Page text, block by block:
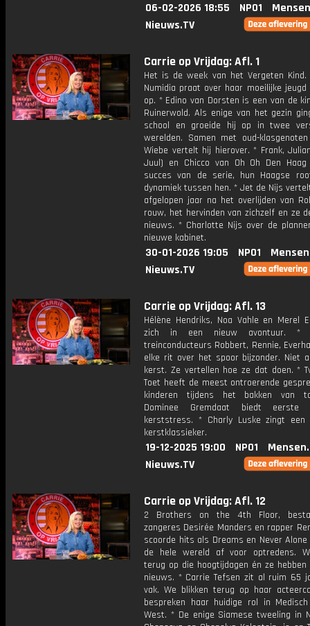
06-02-2026 18:55 NPO1
Nieuws.TV
Carrie op Vrijdag: Afl. 1
Het is de week van het Vergeten Kind.
Numidia praat over haar moeilijke
op. * Edino van Dorsten is een van de
Ruinerwold. Als enige van het gezin
school en groeide hij op in twee
werelden. Samen met oud-
Wiebe vertelt hij hierover. * Frank,
Juul) en Chicco van Oh Oh Den
succes van de serie, hun Haagse
dynamiek tussen hen. * Jet de Nijs
afgelopen jaar na het overlijden van
rouw, het hervinden van zichzelf en ze
nieuws. * Charlotte Nijs over de
nieuwe kabinet.
30-01-2026 19:05 NPO1
Nieuws.TV
Carrie op Vrijdag: Afl. 13
Hélène Hendriks, Noa Vahle en Merel
zich in een nieuw avontuur. *
treinconducteurs Robbert, Rennie,
elke rit over het spoor bijzonder. Niet
kerst. Ze vertellen hoe ze dat doen. *
Toet heeft de meest ontroerende
kinderen tijdens het bakken van
Dominee Gremdaat biedt
kerststress. * Charly Luske zingt een
kerstklassieker.
19-12-2025 19:00 NPO1
Nieuws.TV
Carrie op Vrijdag: Afl. 12
2 Brothers on the 4th Floor,
zangeres Desirée Manders en rapper
scoorde hits als Dreams en Never
de hele wereld af voor optredens.
terug op die hoogtijdagen én ze hebben
nieuws. * Carrie Tefsen zit al ruim 65
vak. We blikken terug op haar
bespreken haar huidige rol in
West. * De enige Siamese tweeling in